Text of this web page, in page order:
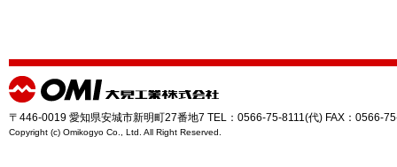
〒446-0019 愛知県安城市新明町27番地7 TEL：0566-75-8111(代) FAX：0566-
Copyright (c) Omikogyo Co., Ltd. All Right Reserved.